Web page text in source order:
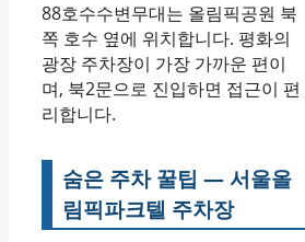
88호수수변무대는 올림픽공원 북
쪽 호수 옆에 위치합니다. 평화의
광장 주차장이 가장 가까운 편이
며, 북2문으로 진입하면 접근이 편
리합니다.
숨은 주차 꿀팁 — 서울올
림픽파크텔 주차장